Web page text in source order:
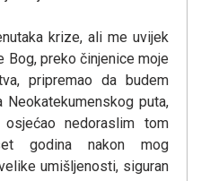
krize, ali me uvijek
Bog, preko činjenice moje
pripremao da budem
puta,
nedoraslim tom
godina nakon mog
umišljenosti, siguran